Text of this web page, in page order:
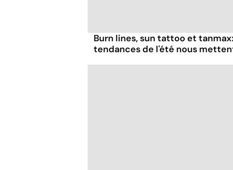
Burn lines, sun tattoo et
tendances de l'été nous